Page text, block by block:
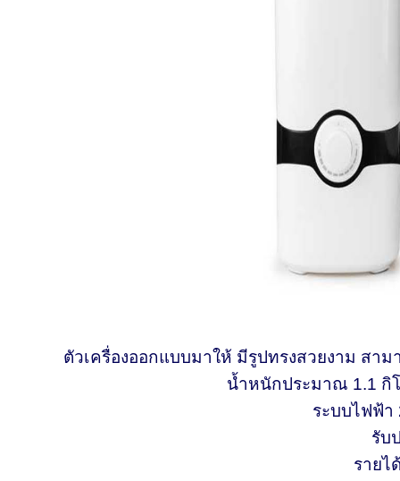
ตัวเครื่องออกแบบมาให้ มีรูปทรงสวยงาม สา
น้ำหนักประมาณ 1.1 กิ
ระบบไฟฟ้า
รับ
รายไ